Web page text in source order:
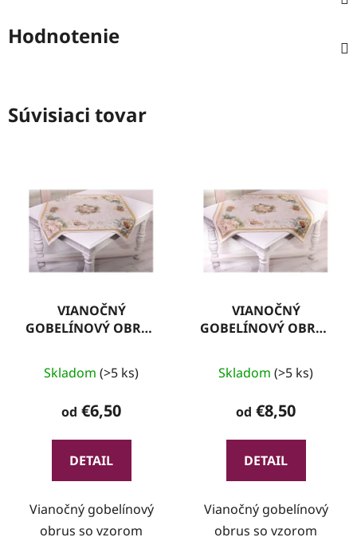
Hodnotenie
Súvisiaci tovar
VIANOČNÝ
GOBELÍNOVÝ OBRUS
Skladom (>5 ks)
od €6,50
DETAIL
Vianočný gobelínový
obrus so vzorom
VIANOČNÝ
GOBELÍNOVÝ OBRUS
ZLATÝM LEMOM
Skladom (>5 ks)
od €8,50
DETAIL
Vianočný gobelínový
obrus so vzorom